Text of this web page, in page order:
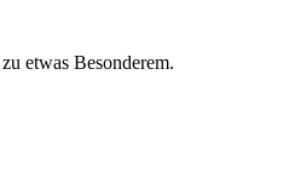
etwas Besonderem.